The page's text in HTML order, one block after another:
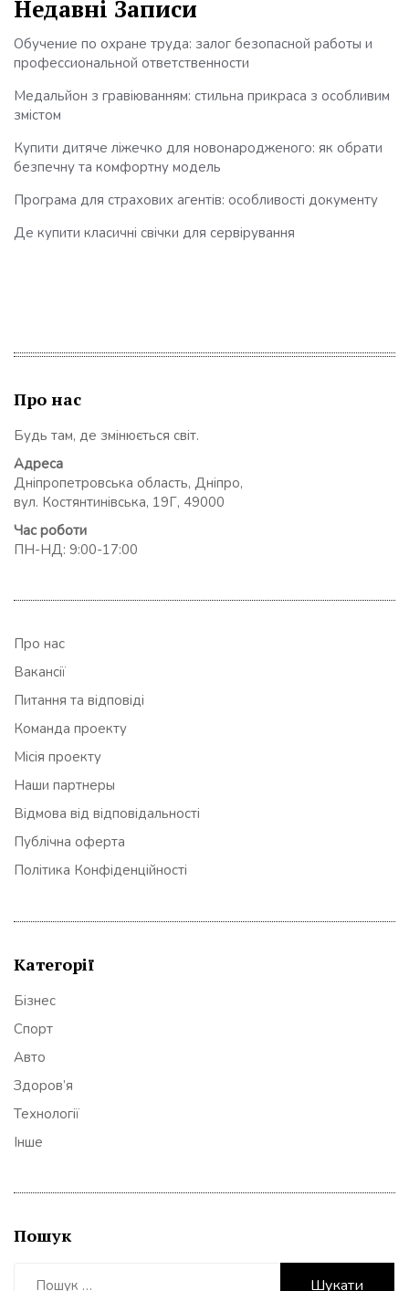
Недавні Записи
Обучение по охране труда: залог безопасной работы и
профессиональной ответственности
Медальйон з гравіюванням: стильна прикраса з особливим
змістом
Купити дитяче ліжечко для новонародженого: як обрати
безпечну та комфортну модель
Програма для страхових агентів: особливості документу
Де купити класичні свічки для сервірування
Про нас
Будь там, де змінюється світ.
Адреса
Дніпропетровська область, Дніпро,
вул. Костянтинівська, 19Г, 49000
Час роботи
ПН-НД: 9:00-17:00
Про нас
Вакансії
Питання та відповіді
Команда проекту
Місія проекту
Наши партнеры
Відмова від відповідальності
Публічна оферта
Політика Конфіденційності
Категорії
Бізнес
Спорт
Авто
Здоров’я
Технології
Інше
Пошук